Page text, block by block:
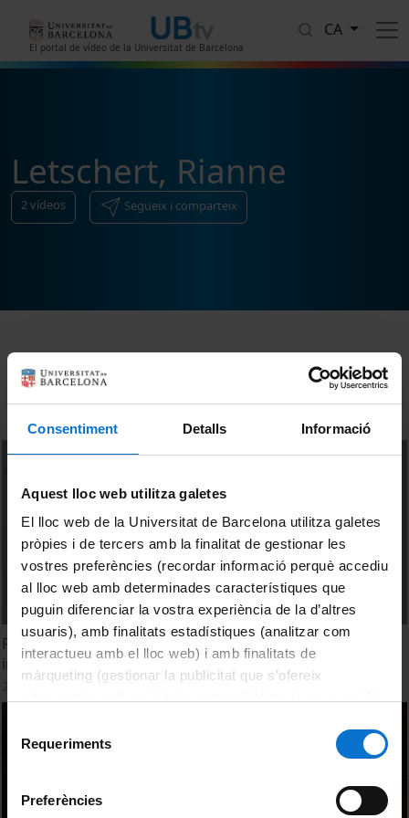
Consentiment Detalls Informació
Aquest lloc web utilitza galetes
El lloc web de la Universitat de Barcelona utilitza galetes
pròpies i de tercers amb la finalitat de gestionar les
vostres preferències (recordar informació perquè accediu
al lloc web amb determinades característiques que
puguin diferenciar la vostra experiència de la d’altres
usuaris), amb finalitats estadístiques (analitzar com
interactueu amb el lloc web) i amb finalitats de
màrqueting (gestionar la publicitat que s’ofereix
consultar laPolítica de galetes del lloc web de la
Requeriments
Preferències
El portal de vídeo de la Universitat de Barcelona
CA
Letschert, Rianne
2vídeos Segueix i comparteix
Ordenar
Foro nacional para la reforma de la evaluación de la
investigación. Inauguración de la jornada.
20 gener, 2023